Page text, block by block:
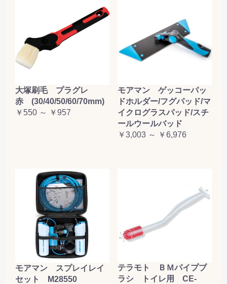
大塚刷毛 プラグレ
赤 (30/40/50/60/70mm)
￥550 ～ ￥957
モアマン ゲッコーパッ
ドホルダー/フグパッド/マ
イクログラスパッド/スチ
ールウールバッド
￥3,003 ～ ￥6,976
モアマン スプレイレイ
セット M28550
テラモト ＢＭパイプブ
ラシ トイレ用 CE-